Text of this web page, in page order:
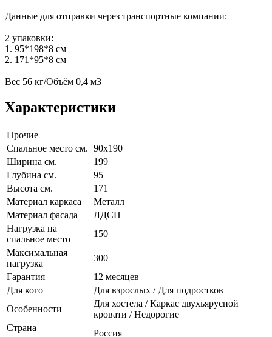
Данные для отправки через транспортные компании:
2 упаковки:
1. 95*198*8 см
2. 171*95*8 см
Вес 56 кг/Объём 0,4 м3
Характеристики
Прочие
Спальное место см. 90х190
Ширина см.
199
Глубина см.
95
Высота см.
171
Материал каркаса
Металл
Материал фасада
ЛДСП
Нагрузка на
спальное место
150
Максимальная
нагрузка
300
Гарантия
12 месяцев
Для кого
Для взрослых / Для подростков
Особенности
Для хостела / Каркас двухъярусной
кровати / Недорогие
Страна
Россия